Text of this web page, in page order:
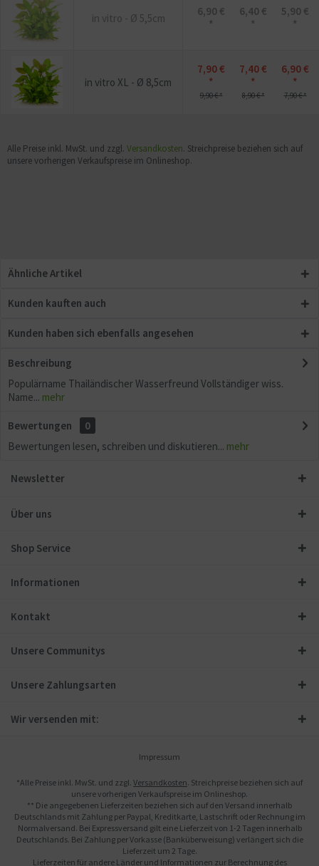
in vitro - Ø 5,5cm
6,90 €
*
6,40 €
*
5,90 €
*
in vitro XL - Ø 8,5cm
7,90 €
*
9,90 € *
7,40 €
*
8,90 € *
6,90 €
*
7,90 € *
Alle Preise inkl. MwSt. und zzgl. Versandkosten. Streichpreise beziehen sich auf
unsere vorherigen Verkaufspreise im Onlineshop.
Ähnliche Artikel
Kunden kauften auch
Kunden haben sich ebenfalls angesehen
Beschreibung
Populärname Thailändischer Wasserfreund Vollständiger wiss.
Name... mehr
Bewertungen
0
Bewertungen lesen, schreiben und diskutieren... mehr
Newsletter
Über uns
Shop Service
Informationen
Kontakt
Unsere Communitys
Unsere Zahlungsarten
Wir versenden mit:
Impressum
*Alle Preise inkl. MwSt. und zzgl. Versandkosten. Streichpreise beziehen sich auf
unsere vorherigen Verkaufspreise im Onlineshop.
** Die angegebenen Lieferzeiten beziehen sich auf den Versand innerhalb
Deutschlands mit Zahlung per Paypal, Kreditkarte, Lastschrift oder Rechnung im
Normalversand. Bei Expressversand gilt eine Lieferzeit von 1-2 Tagen innerhalb
Deutschlands. Bei Zahlung per Vorkasse (Banküberweisung) verlängert sich die
Lieferzeit um 2 Tage.
Lieferzeiten für andere Länder und Informationen zur Berechnung des